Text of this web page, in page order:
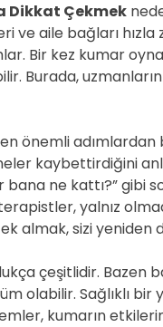
Dikkat Çekmek
ve aile bağları
Bir kez kumar
Burada,
en önemli adımlardan
kaybettirdiğini
bana ne kattı?” gibi
yalnız
almak, sizi yeniden
çeşitlidir. Bazen
olabilir. Sağlıklı
kumarın